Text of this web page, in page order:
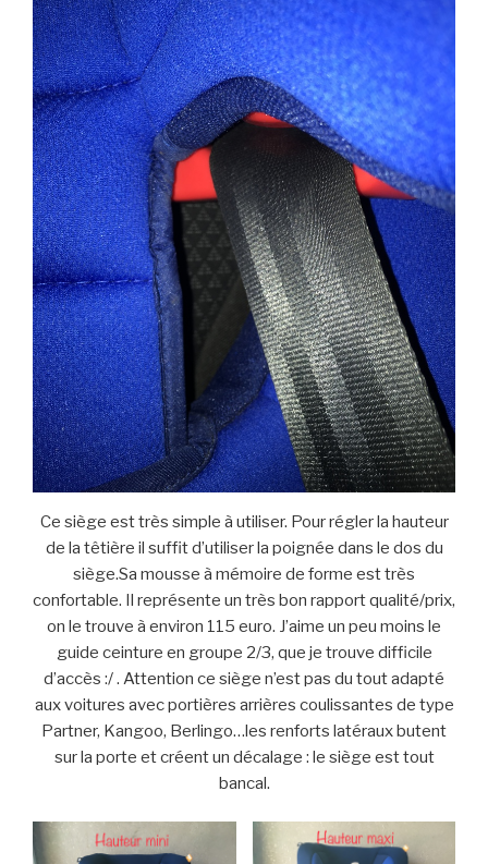
Ce siège est très simple à utiliser. Pour régler la hauteur
de la têtière il suffit d’utiliser la poignée dans le dos du
siège.Sa mousse à mémoire de forme est très
confortable. Il représente un très bon rapport qualité/prix,
on le trouve à environ 115 euro. J’aime un peu moins le
guide ceinture en groupe 2/3, que je trouve difficile
d’accès :/ . Attention ce siège n’est pas du tout adapté
aux voitures avec portières arrières coulissantes de type
Partner, Kangoo, Berlingo…les renforts latéraux butent
sur la porte et créent un décalage : le siège est tout
bancal.